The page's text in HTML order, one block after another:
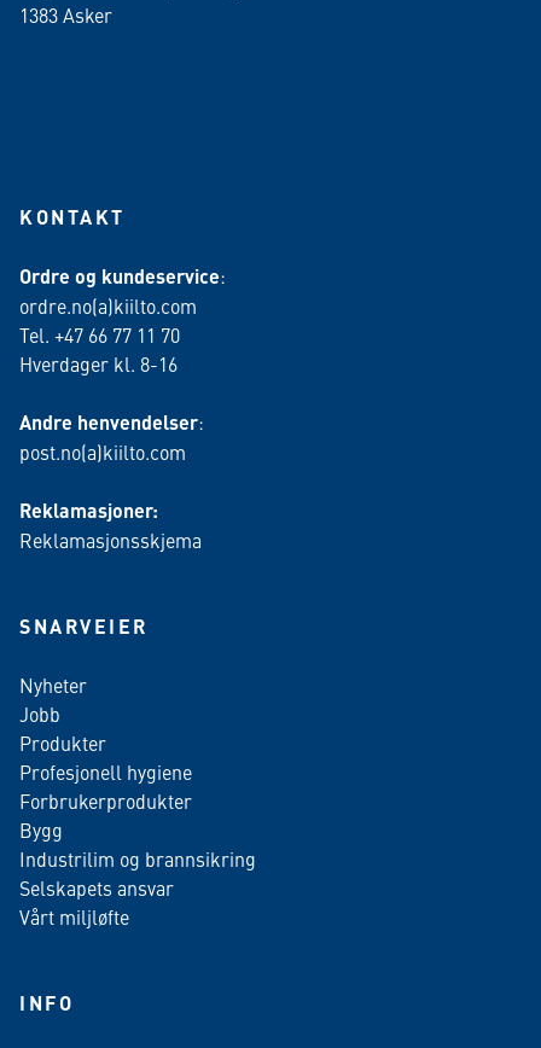
1383 Asker
KONTAKT
Ordre og kundeservice:
ordre.no(a)kiilto.com
Tel. +47 66 77 11 70
Hverdager kl. 8-16
Andre henvendelser:
post.no(a)kiilto.com
Reklamasjoner:
Reklamasjonsskjema
SNARVEIER
Nyheter
Jobb
Produkter
Profesjonell hygiene
Forbrukerprodukter
Bygg
Industrilim og brannsikring
Selskapets ansvar
Vårt miljløfte
INFO